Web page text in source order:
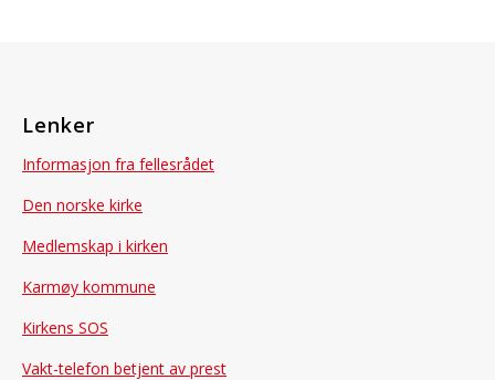
Lenker
Informasjon fra fellesrådet
Den norske kirke
Medlemskap i kirken
Karmøy kommune
Kirkens SOS
Vakt-telefon betjent av prest